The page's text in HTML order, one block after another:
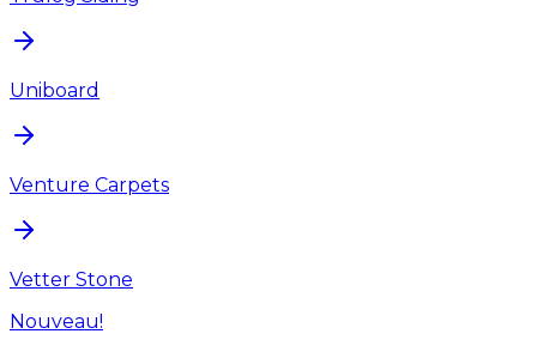
Uniboard
Venture Carpets
Vetter Stone
Nouveau!